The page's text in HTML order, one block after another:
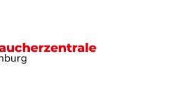
Lebensmittel